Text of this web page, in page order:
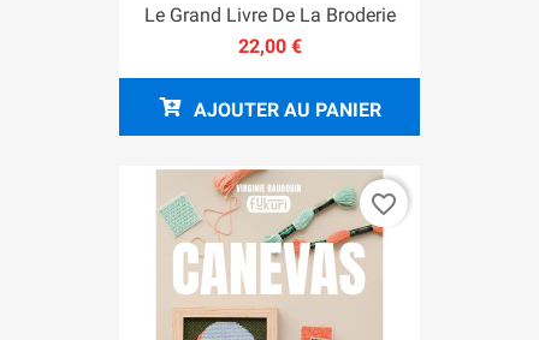
Le Grand Livre De La Broderie
22,00 €
AJOUTER AU PANIER
favorite_border